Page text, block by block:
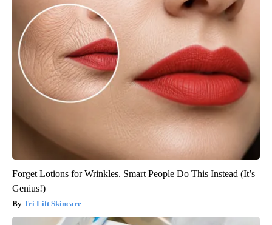
Forget Lotions for Wrinkles. Smart People Do This Instead (It’s
Genius!)
Tri Lift Skincare